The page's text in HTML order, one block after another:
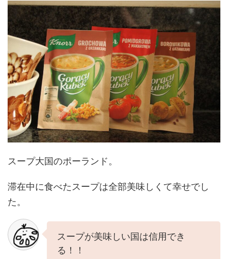
スープ大国のポーランド。
滞在中に食べたスープは全部美味しくて幸せでし
た。
スープが美味しい国は信用でき
る！！